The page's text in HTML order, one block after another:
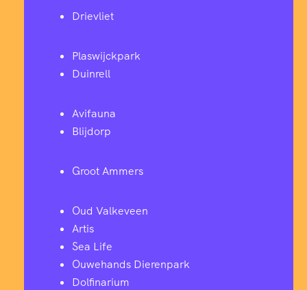
Drievliet
Plaswijckpark
Duinrell
Avifauna
Blijdorp
Groot Ammers
Oud Valkeveen
Artis
Sea Life
Ouwehands Dierenpark
Dolfinarium